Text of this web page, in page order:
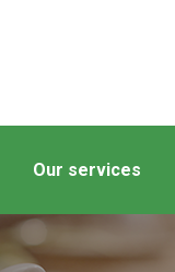
Our services